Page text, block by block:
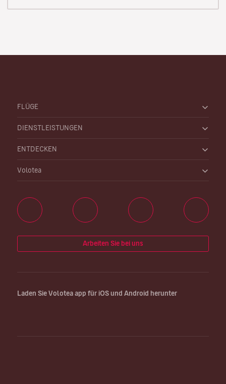
FLÜGE
DIENSTLEISTUNGEN
ENTDECKEN
Volotea
Arbeiten Sie bei uns
Laden Sie Volotea app für iOS und Android herunter